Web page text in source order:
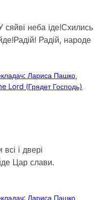
неба іде!Схились
Радій, народе
Лариса Пашко
Lord (Грядет Господь)
і двері
Цар слави.
Лариса Пашко